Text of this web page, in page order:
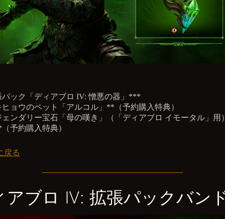
パック「ディアブロ IV: 憎悪の器」***
ヒョウのペット「アルコル」**（予約購入特典）
ェンダリー宝石「母の嘆き」（「ディアブロ イモータル」用
予約購入特典）
戻る
アブロ IV: 拡張パックバン